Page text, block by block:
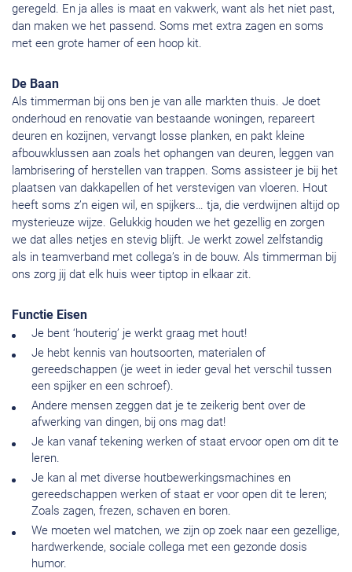
geregeld. En ja alles is maat en vakwerk, want als het niet past,
dan maken we het passend. Soms met extra zagen en soms
met een grote hamer of een hoop kit.
De Baan
Als timmerman bij ons ben je van alle markten thuis. Je doet
onderhoud en renovatie van bestaande woningen, repareert
deuren en kozijnen, vervangt losse planken, en pakt kleine
afbouwklussen aan zoals het ophangen van deuren, leggen van
lambrisering of herstellen van trappen. Soms assisteer je bij het
plaatsen van dakkapellen of het verstevigen van vloeren. Hout
heeft soms z’n eigen wil, en spijkers… tja, die verdwijnen altijd op
mysterieuze wijze. Gelukkig houden we het gezellig en zorgen
we dat alles netjes en stevig blijft. Je werkt zowel zelfstandig
als in teamverband met collega’s in de bouw. Als timmerman bij
ons zorg jij dat elk huis weer tiptop in elkaar zit.
Functie Eisen
Je bent ‘houterig’ je werkt graag met hout!
Je hebt kennis van houtsoorten, materialen of
gereedschappen (je weet in ieder geval het verschil tussen
een spijker en een schroef).
Andere mensen zeggen dat je te zeikerig bent over de
afwerking van dingen, bij ons mag dat!
Je kan vanaf tekening werken of staat ervoor open om dit te
leren.
Je kan al met diverse houtbewerkingsmachines en
gereedschappen werken of staat er voor open dit te leren;
Zoals zagen, frezen, schaven en boren.
We moeten wel matchen, we zijn op zoek naar een gezellige,
hardwerkende, sociale collega met een gezonde dosis
humor.